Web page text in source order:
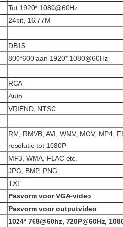
Tot 1920* 1080@60Hz
24bit, 16.77M
DB15
800*600 aan 1920* 1080@60Hz
RCA
Auto
VRIEND, NTSC
RM, RMVB, AVI, WMV, MOV, MP4,
resolutie tot 1080P
MP3, WMA, FLAC etc.
JPG, BMP, PNG
TXT
Pasvorm voor VGA-video
Pasvorm voor outputvideo
1024* 768@60hz, 720P@60Hz,